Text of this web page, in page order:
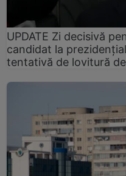
UPDATE Zi decisivă
candidat la
tentativă de lovitură